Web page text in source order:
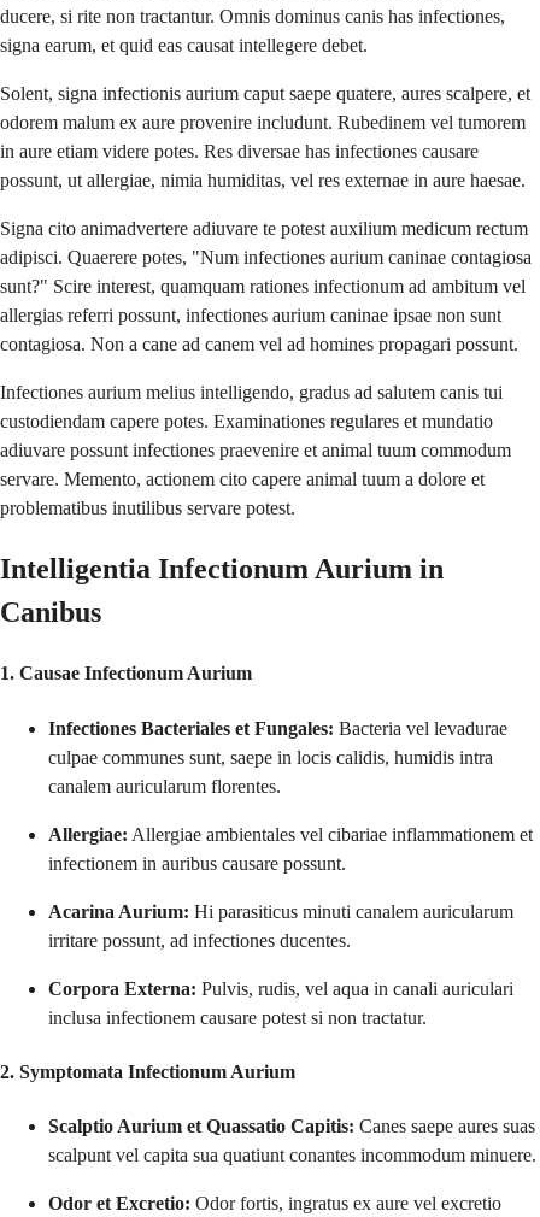
ducere, si rite non tractantur. Omnis dominus canis has infectiones,
signa earum, et quid eas causat intellegere debet.
Solent, signa infectionis aurium caput saepe quatere, aures scalpere, et
odorem malum ex aure provenire includunt. Rubedinem vel tumorem
in aure etiam videre potes. Res diversae has infectiones causare
possunt, ut allergiae, nimia humiditas, vel res externae in aure haesae.
Signa cito animadvertere adiuvare te potest auxilium medicum rectum
adipisci. Quaerere potes, "Num infectiones aurium caninae contagiosa
sunt?" Scire interest, quamquam rationes infectionum ad ambitum vel
allergias referri possunt, infectiones aurium caninae ipsae non sunt
contagiosa. Non a cane ad canem vel ad homines propagari possunt.
Infectiones aurium melius intelligendo, gradus ad salutem canis tui
custodiendam capere potes. Examinationes regulares et mundatio
adiuvare possunt infectiones praevenire et animal tuum commodum
servare. Memento, actionem cito capere animal tuum a dolore et
problematibus inutilibus servare potest.
Intelligentia Infectionum Aurium in
Canibus
1. Causae Infectionum Aurium
Infectiones Bacteriales et Fungales: Bacteria vel levadurae
culpae communes sunt, saepe in locis calidis, humidis intra
canalem auricularum florentes.
Allergiae: Allergiae ambientales vel cibariae inflammationem et
infectionem in auribus causare possunt.
Acarina Aurium: Hi parasiticus minuti canalem auricularum
irritare possunt, ad infectiones ducentes.
Corpora Externa: Pulvis, rudis, vel aqua in canali auriculari
inclusa infectionem causare potest si non tractatur.
2. Symptomata Infectionum Aurium
Scalptio Aurium et Quassatio Capitis: Canes saepe aures suas
scalpunt vel capita sua quatiunt conantes incommodum minuere.
Odor et Excretio: Odor fortis, ingratus ex aure vel excretio